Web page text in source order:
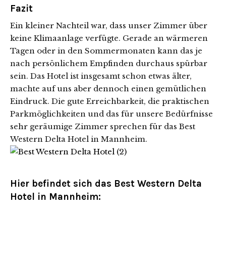
Fazit
Ein kleiner Nachteil war, dass unser Zimmer über
keine Klimaanlage verfügte. Gerade an wärmeren
Tagen oder in den Sommermonaten kann das je
nach persönlichem Empfinden durchaus spürbar
sein. Das Hotel ist insgesamt schon etwas älter,
machte auf uns aber dennoch einen gemütlichen
Eindruck. Die gute Erreichbarkeit, die praktischen
Parkmöglichkeiten und das für unsere Bedürfnisse
sehr geräumige Zimmer sprechen für das Best
Western Delta Hotel in Mannheim.
Hier befindet sich das Best Western Delta
Hotel in Mannheim: